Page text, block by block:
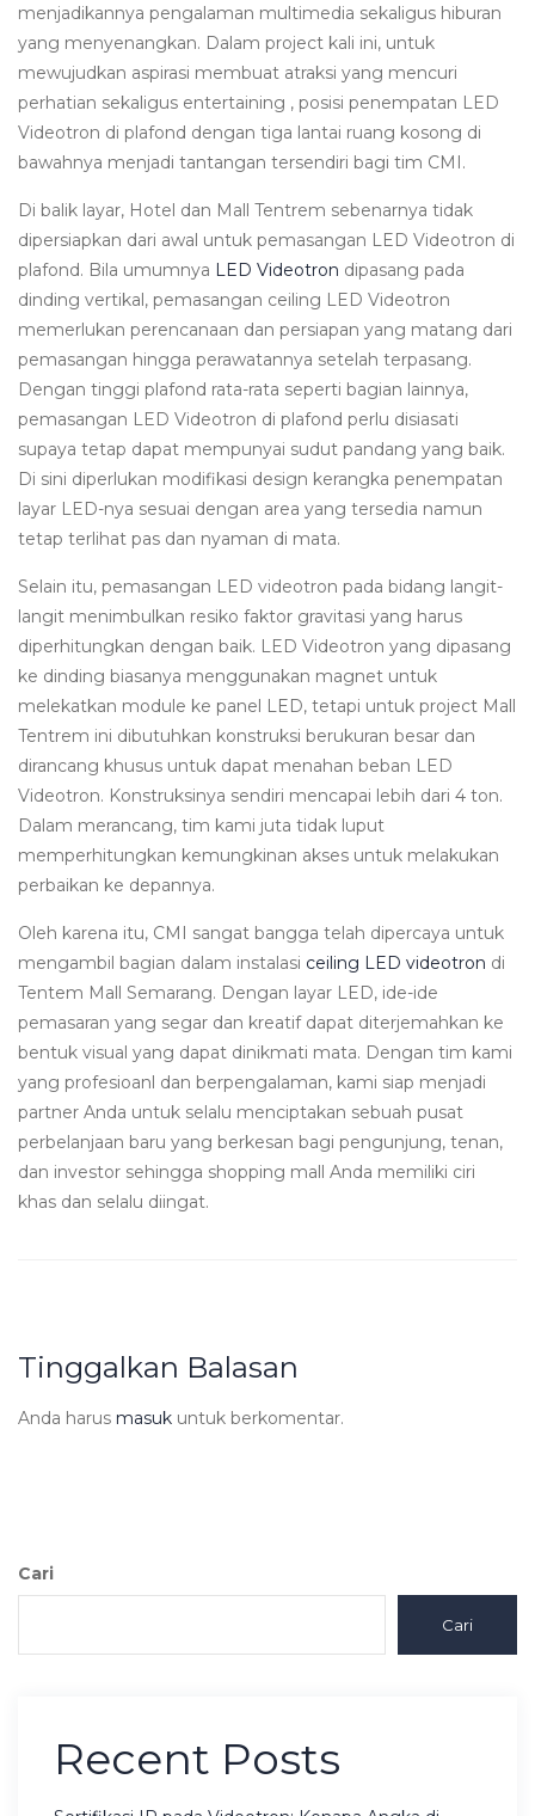
menjadikannya pengalaman multimedia sekaligus hiburan
yang menyenangkan. Dalam project kali ini, untuk
mewujudkan aspirasi membuat atraksi yang mencuri
perhatian sekaligus entertaining , posisi penempatan LED
Videotron di plafond dengan tiga lantai ruang kosong di
bawahnya menjadi tantangan tersendiri bagi tim CMI.
Di balik layar, Hotel dan Mall Tentrem sebenarnya tidak
dipersiapkan dari awal untuk pemasangan LED Videotron di
plafond. Bila umumnya LED Videotron dipasang pada
dinding vertikal, pemasangan ceiling LED Videotron
memerlukan perencanaan dan persiapan yang matang dari
pemasangan hingga perawatannya setelah terpasang.
Dengan tinggi plafond rata-rata seperti bagian lainnya,
pemasangan LED Videotron di plafond perlu disiasati
supaya tetap dapat mempunyai sudut pandang yang baik.
Di sini diperlukan modifikasi design kerangka penempatan
layar LED-nya sesuai dengan area yang tersedia namun
tetap terlihat pas dan nyaman di mata.
Selain itu, pemasangan LED videotron pada bidang langit-
langit menimbulkan resiko faktor gravitasi yang harus
diperhitungkan dengan baik. LED Videotron yang dipasang
ke dinding biasanya menggunakan magnet untuk
melekatkan module ke panel LED, tetapi untuk project Mall
Tentrem ini dibutuhkan konstruksi berukuran besar dan
dirancang khusus untuk dapat menahan beban LED
Videotron. Konstruksinya sendiri mencapai lebih dari 4 ton.
Dalam merancang, tim kami juta tidak luput
memperhitungkan kemungkinan akses untuk melakukan
perbaikan ke depannya.
Oleh karena itu, CMI sangat bangga telah dipercaya untuk
mengambil bagian dalam instalasi ceiling LED videotron di
Tentem Mall Semarang. Dengan layar LED, ide-ide
pemasaran yang segar dan kreatif dapat diterjemahkan ke
bentuk visual yang dapat dinikmati mata. Dengan tim kami
yang profesioanl dan berpengalaman, kami siap menjadi
partner Anda untuk selalu menciptakan sebuah pusat
perbelanjaan baru yang berkesan bagi pengunjung, tenan,
dan investor sehingga shopping mall Anda memiliki ciri
khas dan selalu diingat.
Tinggalkan Balasan
Anda harus masuk untuk berkomentar.
Cari
Cari
Recent Posts